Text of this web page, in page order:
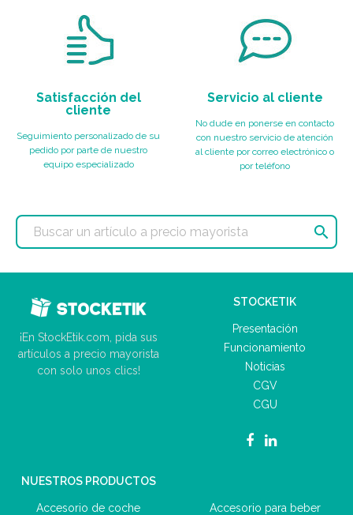
Satisfacción del
cliente
Seguimiento personalizado de su
pedido por parte de nuestro
equipo especializado
Servicio al cliente
No dude en ponerse en contacto
con nuestro servicio de atención
al cliente por correo electrónico o
por teléfono

¡En StockEtik.com, pida sus
artículos a precio mayorista
con solo unos clics!
STOCKETIK
Presentación
Funcionamiento
Noticias
CGV
CGU
NUESTROS PRODUCTOS
Accesorio de coche
Accesorio para beber